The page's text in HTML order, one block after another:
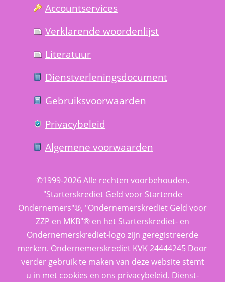
Account­services
Verklarende woorden­lijst
Literatuur
Dienst­verlenings­document
Gebruiks­voorwaarden
Privacy­beleid
Algemene voorwaarden
©1999-2026 Alle rechten voorbehouden.
"Starterskrediet Geld voor Startende
Ondernemers"®, "Ondernemerskrediet Geld voor
ZZP en MKB"® en het Starterskrediet- en
Ondernemerskrediet-logo zijn geregistreerde
merken. Ondernemerskrediet KVK 24444245 Door
verder gebruik te maken van deze website stemt
u in met cookies en ons privacy­beleid. Dienst­